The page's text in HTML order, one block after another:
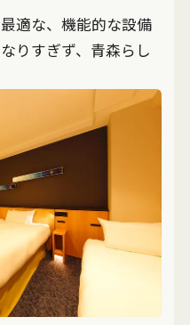
適な、機能的な設備
りすぎず、青森らし